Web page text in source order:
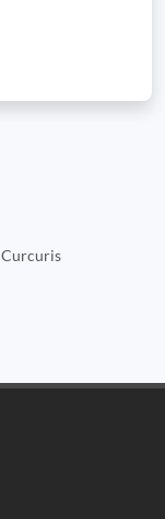
Curcuris